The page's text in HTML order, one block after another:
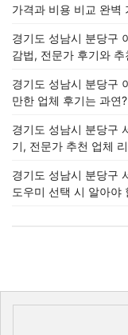
가격과 비용 비교 완벽
경기도 성남시 분당구
감법, 전문가 후기와 추
경기도 성남시 분당구
만한 업체 후기는 과연?
경기도 성남시 분당구
기, 전문가 추천 업체
경기도 성남시 분당구
도우미 선택 시 알아야